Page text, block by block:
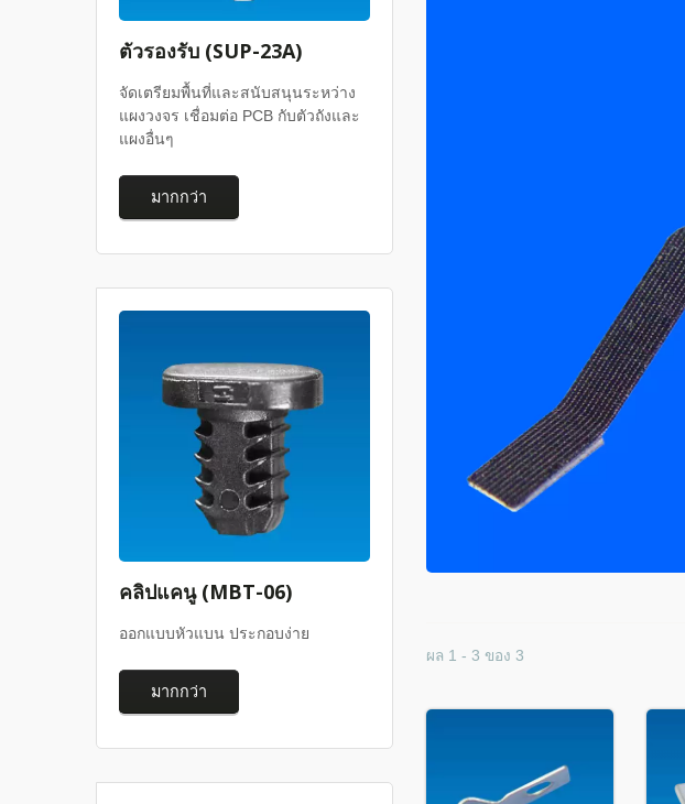
ตัวรองรับ (SUP-23A)
จัดเตรียมพื้นที่และสนับสนุนระหว่าง
แผงวงจร เชื่อมต่อ PCB กับตัวถังและ
แผงอื่นๆ
มากกว่า
คลิปแคนู (MBT-06)
ออกแบบหัวแบน ประกอบง่าย
มากกว่า
ผล 1 - 3 ของ 3